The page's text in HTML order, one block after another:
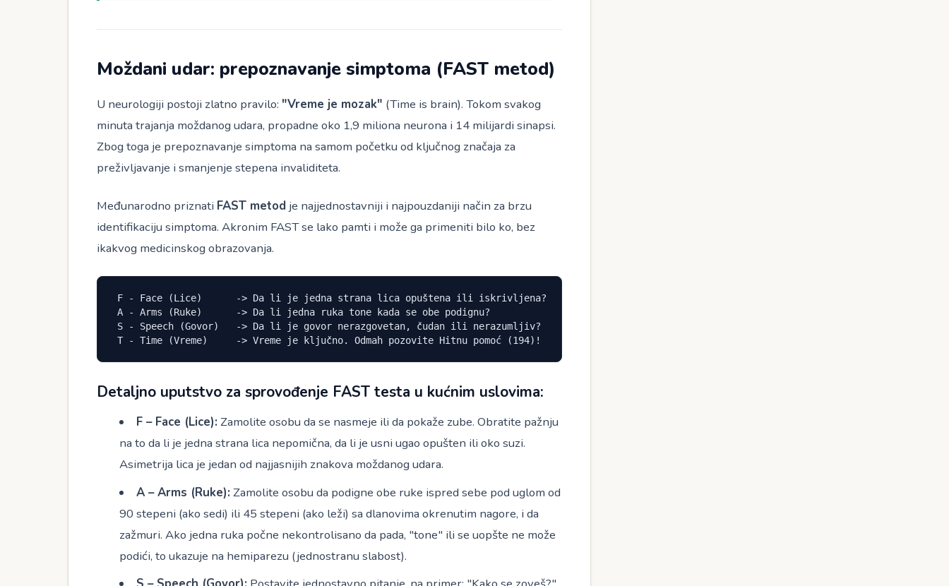
Moždani udar: prepoznavanje simptoma (FAST metod)
U neurologiji postoji zlatno pravilo: "Vreme je mozak" (Time is brain). Tokom svakog
minuta trajanja moždanog udara, propadne oko 1,9 miliona neurona i 14 milijardi sinapsi.
Zbog toga je prepoznavanje simptoma na samom početku od ključnog značaja za
preživljavanje i smanjenje stepena invaliditeta.
Međunarodno priznati FAST metod je najjednostavniji i najpouzdaniji način za brzu
identifikaciju simptoma. Akronim FAST se lako pamti i može ga primeniti bilo ko, bez
ikakvog medicinskog obrazovanja.
T - Time (Vreme)     -> Vreme je ključno. Odmah pozovite Hitnu pomoć (194)!
Detaljno uputstvo za sprovođenje FAST testa u kućnim uslovima:
F – Face (Lice): Zamolite osobu da se nasmeje ili da pokaže zube. Obratite pažnju
na to da li je jedna strana lica nepomična, da li je usni ugao opušten ili oko suzi.
Asimetrija lica je jedan od najjasnijih znakova moždanog udara.
A – Arms (Ruke): Zamolite osobu da podigne obe ruke ispred sebe pod uglom od
90 stepeni (ako sedi) ili 45 stepeni (ako leži) sa dlanovima okrenutim nagore, i da
zažmuri. Ako jedna ruka počne nekontrolisano da pada, "tone" ili se uopšte ne može
podići, to ukazuje na hemiparezu (jednostranu slabost).